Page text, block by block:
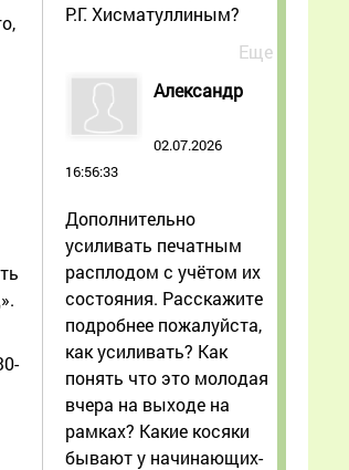
Р.Г. Хисматуллиным?
Еще
Александр
02.07.2026
16:56:33
Дополнительно
усиливать печатным
расплодом с учётом их
состояния. Расскажите
подробнее пожалуйста,
как усиливать? Как
понять что это молодая
вчера на выходе на
рамках? Какие косяки
бывают у начинающих-